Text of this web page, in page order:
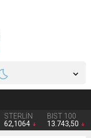
STERLİN
62,1064
BIST 100
13.743,50